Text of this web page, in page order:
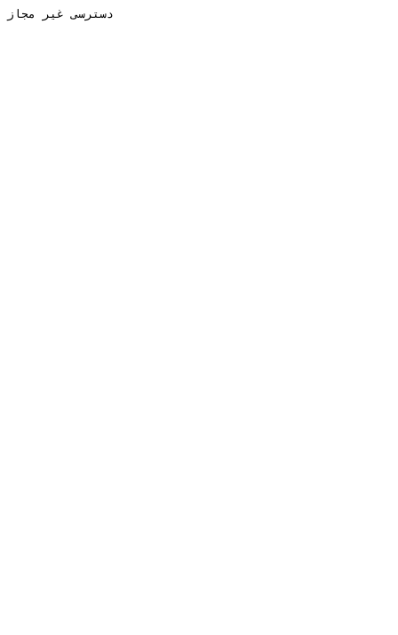
دسترسی غیر مجاز